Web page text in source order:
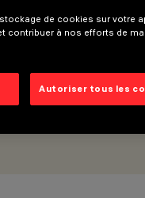
de cookies sur votre
contribuer à nos efforts de
Autoriser tous les